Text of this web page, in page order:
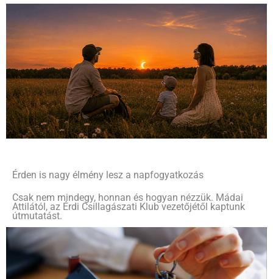
Érden is nagy élmény lesz a napfogyatkozás
Csak nem mindegy, honnan és hogyan nézzük. Mádai
Attilától, az Érdi Csillagászati Klub vezetőjétől kaptunk
útmutatást.